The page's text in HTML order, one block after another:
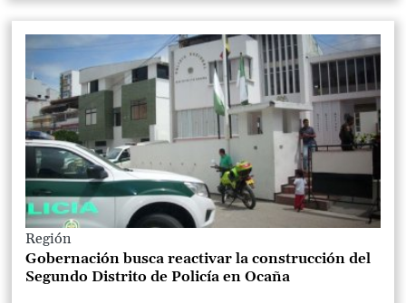
Región
Gobernación busca reactivar la construcción del
Segundo Distrito de Policía en Ocaña